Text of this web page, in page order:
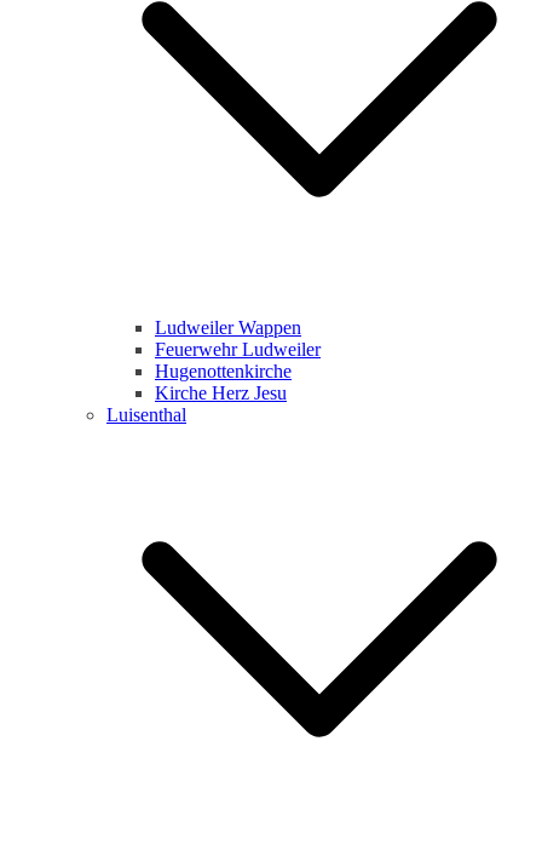
Ludweiler Wappen
Feuerwehr Ludweiler
Hugenottenkirche
Kirche Herz Jesu
Luisenthal